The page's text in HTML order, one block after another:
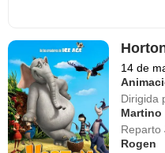
14 de
Dirigida
Martino
Reparto
Rogen